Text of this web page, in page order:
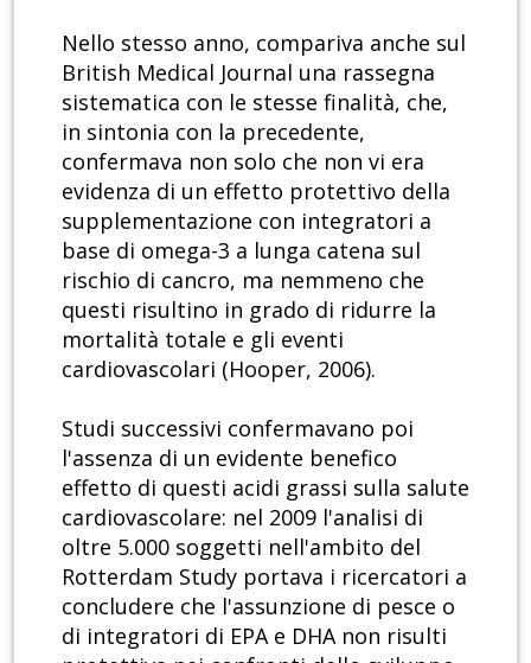
Nello stesso anno, compariva anche sul
British Medical Journal una rassegna
sistematica con le stesse finalità, che,
in sintonia con la precedente,
confermava non solo che non vi era
evidenza di un effetto protettivo della
supplementazione con integratori a
base di omega-3 a lunga catena sul
rischio di cancro, ma nemmeno che
questi risultino in grado di ridurre la
mortalità totale e gli eventi
cardiovascolari (Hooper, 2006).
Studi successivi confermavano poi
l'assenza di un evidente benefico
effetto di questi acidi grassi sulla salute
cardiovascolare: nel 2009 l'analisi di
oltre 5.000 soggetti nell'ambito del
Rotterdam Study portava i ricercatori a
concludere che l'assunzione di pesce o
di integratori di EPA e DHA non risulti